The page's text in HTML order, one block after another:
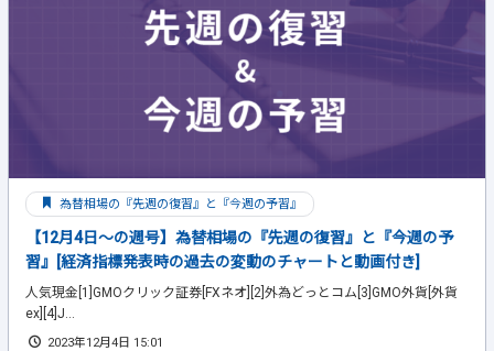
為替相場の『先週の復習』と『今週の予習』
【12月4日～の週号】為替相場の『先週の復習』と『今週の予
習』[経済指標発表時の過去の変動のチャートと動画付き]
人気現金[1]GMOクリック証券[FXネオ][2]外為どっとコム[3]GMO外貨[外貨
ex][4]J...
2023年12月4日 15:01